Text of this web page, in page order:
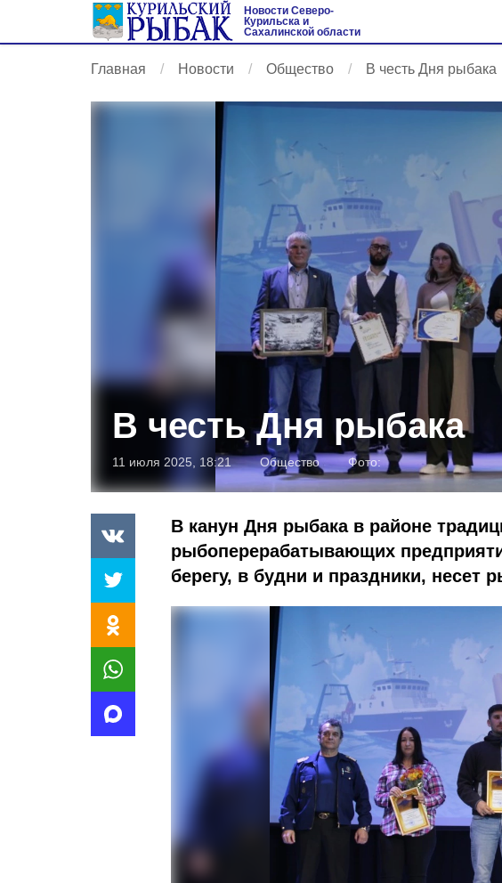
Новости Северо-
Курильска и
Сахалинской области
Главная Новости Общество В честь Дня рыбака
В честь Дня рыбака
11 июля 2025, 18:21 Общество Фото:
В канун Дня рыбака в районе
рыбоперерабатывающих
берегу, в будни и праздники, несет